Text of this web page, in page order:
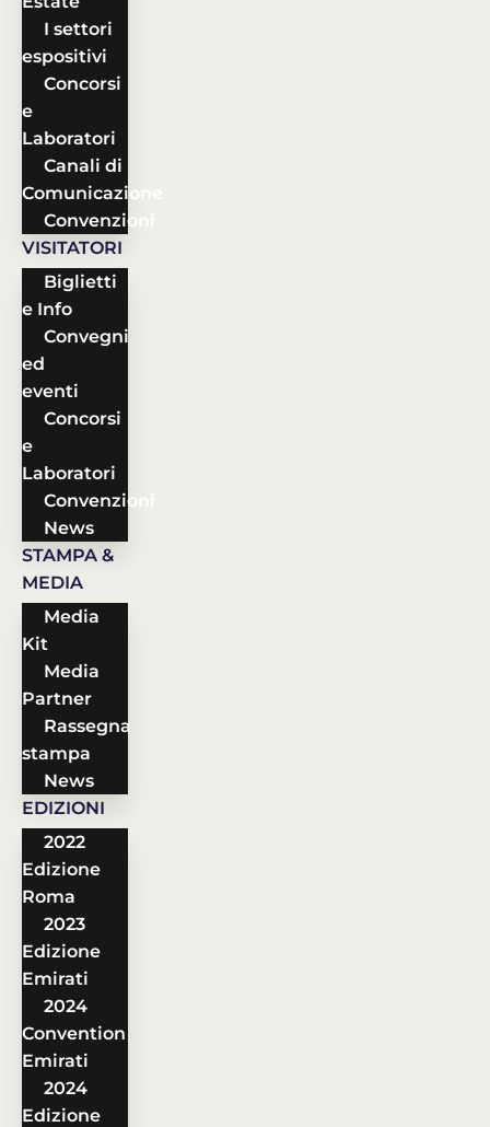
I settori
espositivi
Concorsi
e
Laboratori
Canali di
Comunicazione
Convenzioni
VISITATORI
Biglietti
e Info
Convegni
ed
eventi
Concorsi
e
Laboratori
Convenzioni
News
STAMPA &
MEDIA
Media
Kit
Media
Partner
Rassegna
stampa
News
EDIZIONI
2022
Edizione
Roma
2023
Edizione
Emirati
2024
Convention
Emirati
2024
Edizione